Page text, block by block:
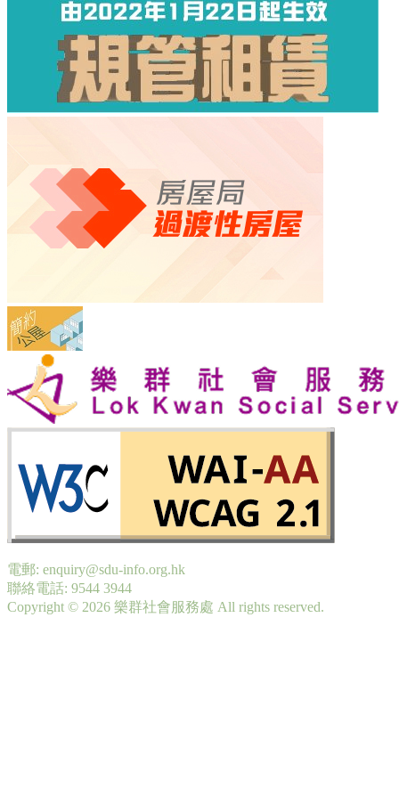
電郵: enquiry@sdu-info.org.hk
聯絡電話: 9544 3944
Copyright © 2026 樂群社會服務處 All rights reserved.